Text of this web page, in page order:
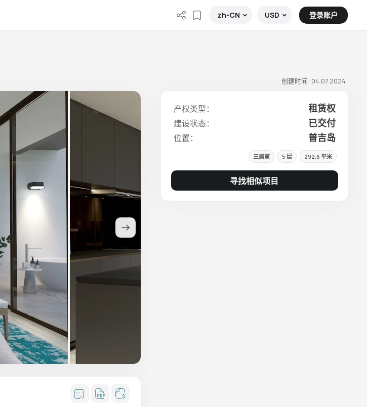
zh-CN USD 登录账户
创建时间: 04.07.2024
产权类型： 租赁权
建设状态： 已交付
位置： 普吉岛
三居室 5 层 292.6 平米
寻找相似项目